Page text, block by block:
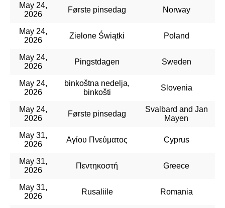
May 24,
2026
Første pinsedag Norway
May 24,
2026
Zielone Świątki Poland
May 24,
2026
Pingstdagen Sweden
May 24,
2026
binkoštna nedelja,
binkošti
Slovenia
May 24,
2026
Første pinsedag
Svalbard and Jan
Mayen
May 31,
2026
Αγίου Πνεύματος Cyprus
May 31,
2026
Πεντηκοστή Greece
May 31,
2026
Rusaliile Romania